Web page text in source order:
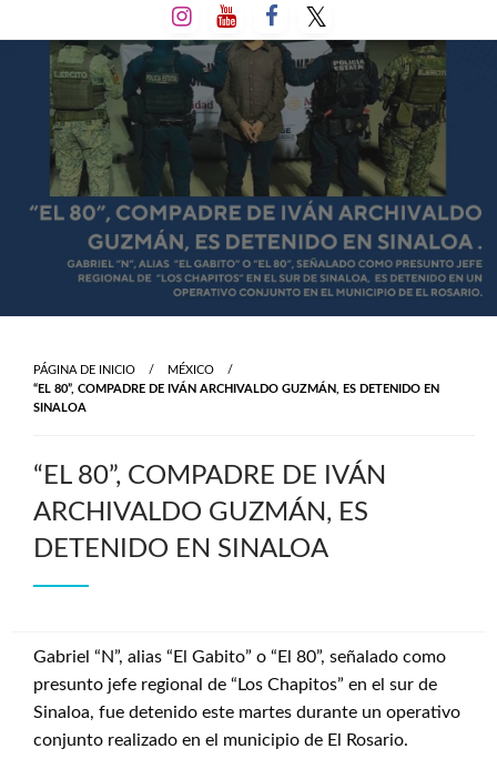
al
contenido
PÁGINA DE INICIO
MÉXICO
“EL 80”, COMPADRE DE IVÁN ARCHIVALDO GUZMÁN, ES DETENIDO EN
SINALOA
“EL 80”, COMPADRE DE IVÁN
ARCHIVALDO GUZMÁN, ES
DETENIDO EN SINALOA
Gabriel “N”, alias “El Gabito” o “El 80”, señalado como
presunto jefe regional de “Los Chapitos” en el sur de
Sinaloa, fue detenido este martes durante un operativo
conjunto realizado en el municipio de El Rosario.